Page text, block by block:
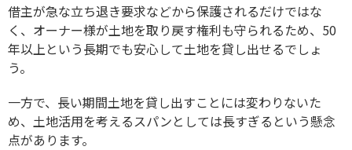
借主が急な立ち退き要求などから保護されるだけではな
く、オーナー様が土地を取り戻す権利も守られるため、50
年以上という長期でも安心して土地を貸し出せるでしょ
う。
一方で、長い期間土地を貸し出すことには変わりないた
め、土地活用を考えるスパンとしては長すぎるという懸念
点があります。